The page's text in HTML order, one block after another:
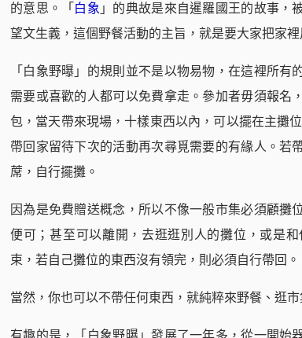
的意思。「 白象 」的典故是來自暹羅國王的故事，
望文生義，這個野餐活動的主旨，就是要大家把家
「白象野曝」的規則並不是以物易物，在這裡所
需要或喜歡的人都可以免費拿走。參加者毋須報名
包，當天帶來現場，十樣東西以內，可以擺在主攤
帶回家留待下次的活動再次尋覓需要的有緣人。若
蓆，自行擺攤。
因為是免費贈送概念，所以不像一般市集必須顧攤
便可；甚至可以離開，去逛逛別人的攤位，或是
束，若自己攤位的東西沒有領完，則必須自行帶回。
當然，你也可以不帶任何東西，就純粹來野餐、逛市